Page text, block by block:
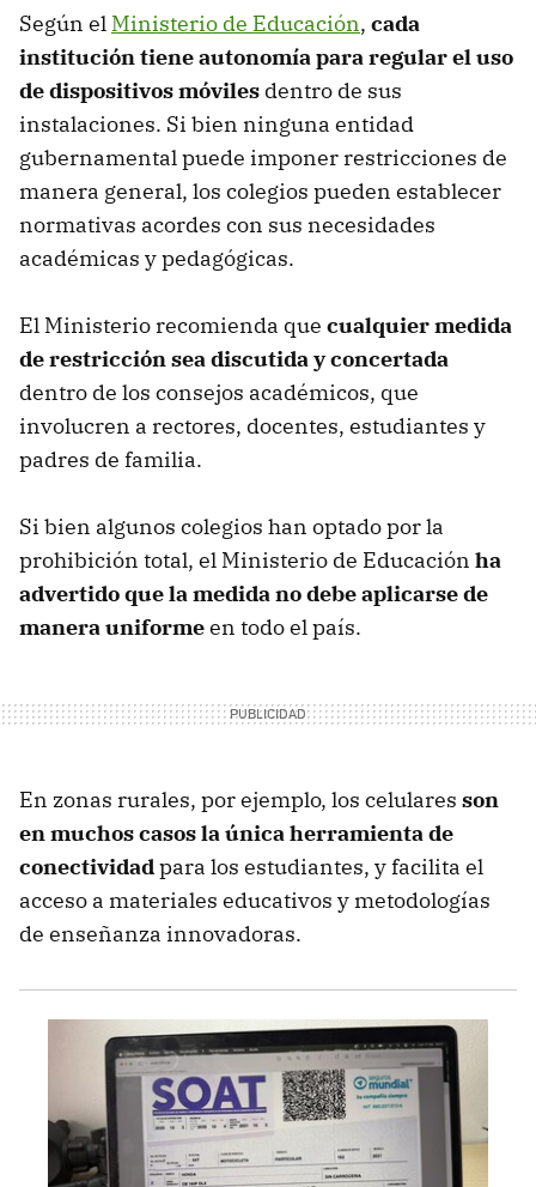
Según el Ministerio de Educación, cada
institución tiene autonomía para regular el uso
de dispositivos móviles dentro de sus
instalaciones. Si bien ninguna entidad
gubernamental puede imponer restricciones de
manera general, los colegios pueden establecer
normativas acordes con sus necesidades
académicas y pedagógicas.
El Ministerio recomienda que cualquier medida
de restricción sea discutida y concertada
dentro de los consejos académicos, que
involucren a rectores, docentes, estudiantes y
padres de familia.
Si bien algunos colegios han optado por la
prohibición total, el Ministerio de Educación ha
advertido que la medida no debe aplicarse de
manera uniformeen todo el país.
En zonas rurales, por ejemplo, los celulares son
en muchos casos la única herramienta de
conectividadpara los estudiantes, y facilita el
acceso a materiales educativos y metodologías
de enseñanza innovadoras.